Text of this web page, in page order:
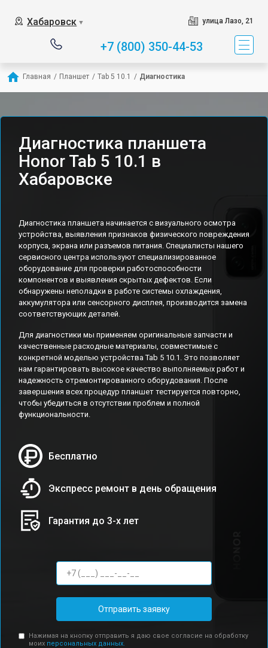
Хабаровск ▼ улица Лазо, 21
+7 (800) 350-44-53
Главная / Планшет / Tab 5 10.1 / Диагностика
Диагностика планшета
Honor Tab 5 10.1 в
Хабаровске
Диагностика планшета начинается с визуального осмотра
устройства, выявления признаков физического повреждения
корпуса, экрана или разъемов питания. Специалисты нашего
сервисного центра используют специализированное
оборудование для проверки работоспособности
компонентов и выявления скрытых дефектов. Если
обнаружены неполадки в работе системы охлаждения,
аккумулятора или сенсорного дисплея, производится замена
соответствующих деталей.
Для диагностики мы применяем оригинальные запчасти и
качественные расходные материалы, совместимые с
конкретной моделью устройства Tab 5 10.1. Это позволяет
нам гарантировать высокое качество выполняемых работ и
надежность отремонтированного оборудования. После
завершения всех процедур планшет тестируется повторно,
чтобы убедиться в отсутствии проблем и полной
функциональности.
Бесплатно
Экспресс ремонт в день обращения
Гарантия до 3-х лет
Отправить заявку
Нажимая на кнопку отправить я даю свое согласие на обработку
моих персональных данных.